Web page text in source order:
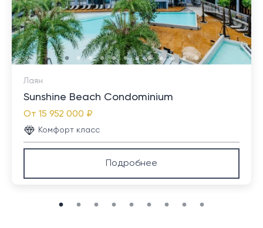
Лаян
Sunshine Beach Condominium
От 15 952 000 ₽
Комфорт класс
Подробнее